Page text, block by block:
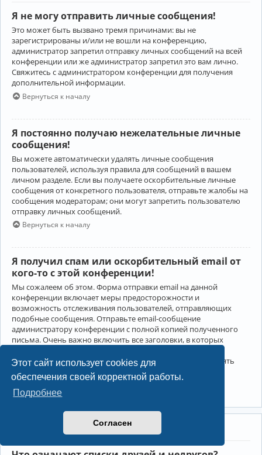
Этот сайт использует cookies для
обеспечения своей корректной работы.
Подробнее
Согласен
Я не могу отправить личные сообщения!
Это может быть вызвано тремя причинами: вы не
зарегистрированы и/или не вошли на конференцию,
администратор запретил отправку личных сообщений на всей
конференции или же администратор запретил это вам лично.
Свяжитесь с администратором конференции для получения
дополнительной информации.
Вернуться к началу
Я постоянно получаю нежелательные личные
сообщения!
Вы можете автоматически удалять личные сообщения
пользователей, используя правила для сообщений в вашем
личном разделе. Если вы получаете оскорбительные личные
сообщения от конкретного пользователя, отправьте жалобы на
сообщения модераторам; они могут запретить пользователю
отправку личных сообщений.
Вернуться к началу
Я получил спам или оскорбительный email от
кого-то с этой конференции!
Мы сожалеем об этом. Форма отправки email на данной
конференции включает меры предосторожности и
возможность отслеживания пользователей, отправляющих
подобные сообщения. Отправьте email-сообщение
администратору конференции с полной копией полученного
письма. Очень важно включить все заголовки, в которых
Администратор конференции сможет в этом случае принять
меры.
Друзья и недруги